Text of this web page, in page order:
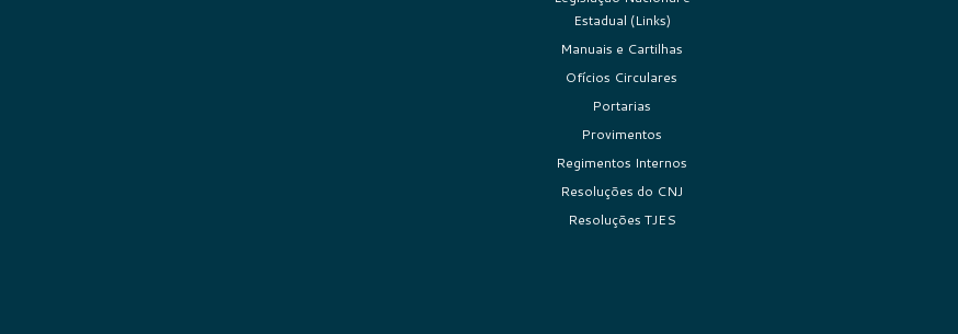
Estadual (Links)
Manuais e Cartilhas
Ofícios Circulares
Portarias
Provimentos
Regimentos Internos
Resoluções do CNJ
Resoluções TJES